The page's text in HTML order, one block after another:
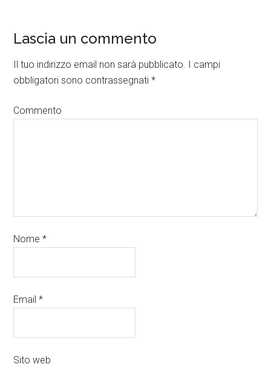
Lascia un commento
Il tuo indirizzo email non sarà pubblicato. I campi
obbligatori sono contrassegnati*
Commento
Nome*
Email*
Sito web